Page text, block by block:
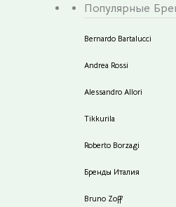
Популярные
Bernardo Bartalucci
Andrea Rossi
Alessandro Allori
Tikkurila
Roberto Borzagi
Бренды Италия
Bruno Zoff